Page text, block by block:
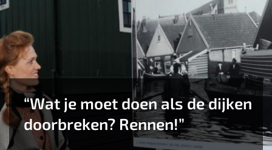
“Wat je moet doen als de dijken
doorbreken? Rennen!”